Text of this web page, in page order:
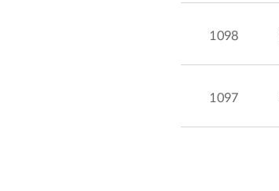
1098
1097